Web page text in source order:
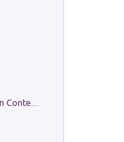
in alto! Livello A1. Con CD-Audio. Con Contenuto digitale per accesso on line